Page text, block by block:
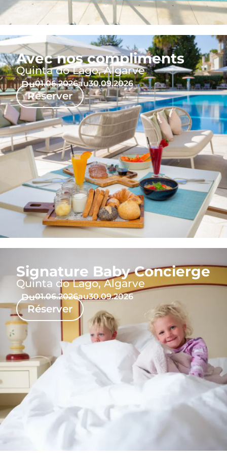
Avec nos compliments
Quinta do Lago, Algarve
Réserver
Du01.06.2026au30.09.2026
Signature Baby Concierge
Quinta do Lago, Algarve
Réserver
Du01.06.2026au30.09.2026